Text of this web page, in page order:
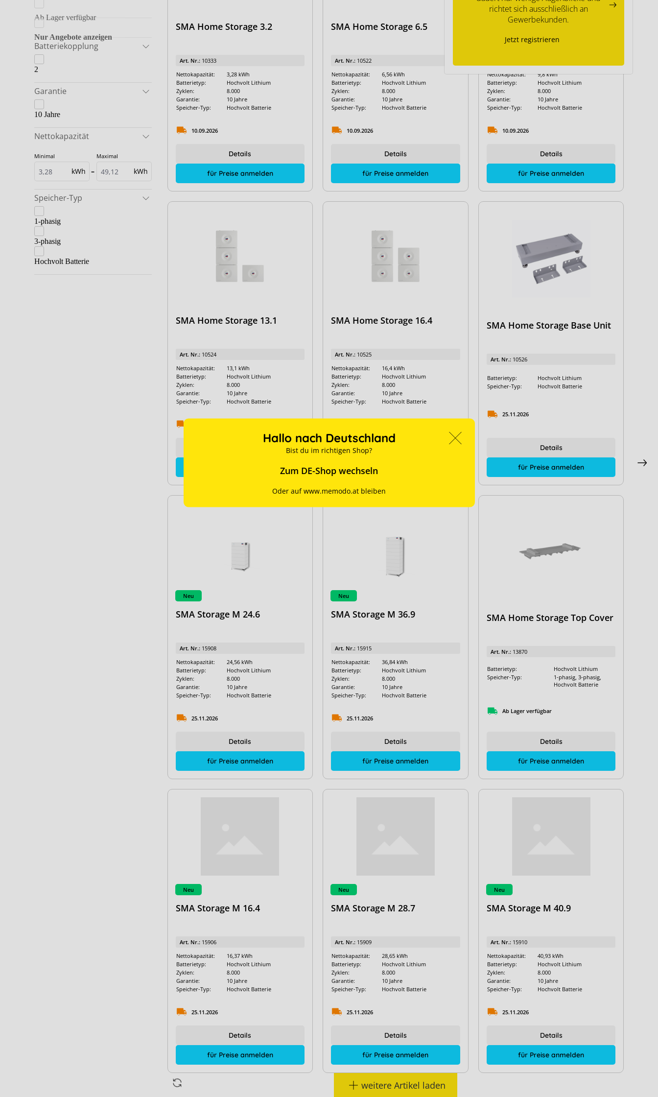
richtet sich ausschließlich an
Gewerbekunden.
Jetzt registrieren
E3/DC
EcoFlow
Fox ESS
LG Energy Solution
Pylontech
Sigenergy
Sungrow
VARTA
BYD & Kostal
BYD & SMA
BYD & SolarEdge
BYD & Sungrow
Dyness Pakete
Fox ESS Pakete
Fronius Pakete
GoodWe & Dyness
GoodWe Pakete
Kostal & Dyness
Kostal & VARTA
Ab Lager verfügbar
Nur Angebote anzeigen
Batteriekopplung
2
Garantie
10 Jahre
Nettokapazität
Minimal
kWh –
Maximal
kWh
Speicher-Typ
1-phasig
3-phasig
Hochvolt Batterie
SMA Home Storage 3.2
Art. Nr.: 10333
Nettokapazität:
3,28 kWh
Batterietyp:
Hochvolt Lithium
Zyklen:
8.000
Garantie:
10 Jahre
Speicher-Typ:
Hochvolt Batterie
10.09.2026
für Preise anmelden
Details
SMA Home Storage 6.5
Art. Nr.: 10522
Nettokapazität:
6,56 kWh
Batterietyp:
Hochvolt Lithium
Zyklen:
8.000
Garantie:
10 Jahre
Speicher-Typ:
Hochvolt Batterie
10.09.2026
für Preise anmelden
Details
SMA Home Storage 9.8
Nettokapazität:
9,8 kWh
Batterietyp:
Hochvolt Lithium
Zyklen:
8.000
Garantie:
10 Jahre
Speicher-Typ:
Hochvolt Batterie
10.09.2026
für Preise anmelden
Details
SMA Home Storage 13.1
Art. Nr.: 10524
Nettokapazität:
13,1 kWh
Batterietyp:
Hochvolt Lithium
Zyklen:
8.000
Garantie:
10 Jahre
Speicher-Typ:
Hochvolt Batterie
SMA Home Storage 16.4
Art. Nr.: 10525
Nettokapazität:
16,4 kWh
Batterietyp:
Hochvolt Lithium
Zyklen:
8.000
Garantie:
10 Jahre
Speicher-Typ:
Hochvolt Batterie
für Preise anmelden
SMA Home Storage Base Unit
Art. Nr.: 10526
Batterietyp:
Hochvolt Lithium
Speicher-Typ:
Hochvolt Batterie
25.11.2026
für Preise anmelden
Details
Neu
SMA Storage M 24.6
Art. Nr.: 15908
Nettokapazität:
24,56 kWh
Batterietyp:
Hochvolt Lithium
Zyklen:
8.000
Garantie:
10 Jahre
Speicher-Typ:
Hochvolt Batterie
25.11.2026
für Preise anmelden
Details
Neu
SMA Storage M 36.9
Art. Nr.: 15915
Nettokapazität:
36,84 kWh
Batterietyp:
Hochvolt Lithium
Zyklen:
8.000
Garantie:
10 Jahre
Speicher-Typ:
Hochvolt Batterie
25.11.2026
für Preise anmelden
Details
SMA Home Storage Top Cover
Art. Nr.: 13870
Batterietyp:
Hochvolt Lithium
Speicher-Typ:
1-phasig, 3-phasig,
Hochvolt Batterie
Ab Lager verfügbar
für Preise anmelden
Details
Neu
SMA Storage M 16.4
Art. Nr.: 15906
Nettokapazität:
16,37 kWh
Batterietyp:
Hochvolt Lithium
Zyklen:
8.000
Garantie:
10 Jahre
Speicher-Typ:
Hochvolt Batterie
25.11.2026
für Preise anmelden
Details
Neu
SMA Storage M 28.7
Art. Nr.: 15909
Nettokapazität:
28,65 kWh
Batterietyp:
Hochvolt Lithium
Zyklen:
8.000
Garantie:
10 Jahre
Speicher-Typ:
Hochvolt Batterie
25.11.2026
für Preise anmelden
Details
Neu
SMA Storage M 40.9
Art. Nr.: 15910
Nettokapazität:
40,93 kWh
Batterietyp:
Hochvolt Lithium
Zyklen:
8.000
Garantie:
10 Jahre
Speicher-Typ:
Hochvolt Batterie
25.11.2026
für Preise anmelden
Details
weitere Artikel laden
Hallo nach Deutschland
Bist du im richtigen Shop?
Zum DE-Shop wechseln
Oder auf www.memodo.at bleiben